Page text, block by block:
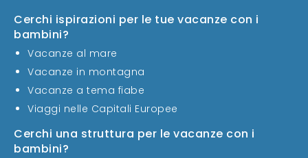
Cerchi ispirazioni per le tue vacanze con i
bambini?
Vacanze al mare
Vacanze in montagna
Vacanze a tema fiabe
Viaggi nelle Capitali Europee
Cerchi una struttura per le vacanze con i
bambini?